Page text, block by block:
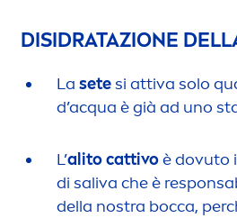
DISIDRATAZIONE
La setesi attiva solo
d’acqua è già ad uno
L’alito cattivoè dovuto
di saliva che è
della nostra bocca,